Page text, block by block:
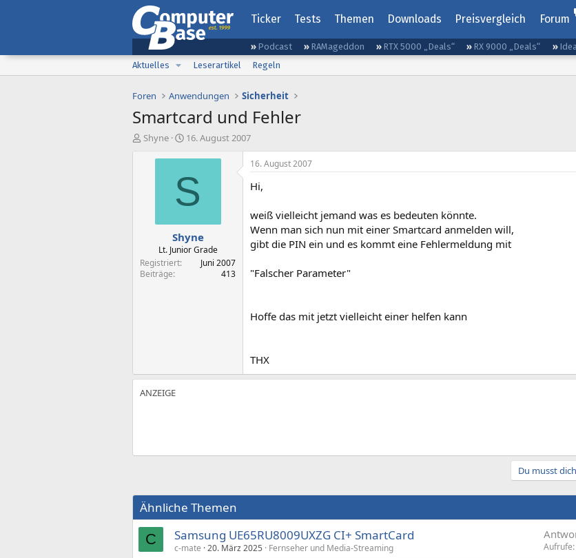
Ticker Tests Themen Downloads Preisvergleich Forum
Podcast RAMageddon RTX 5000 „Deals“ RX 9000 „Deals“
Aktuelles
Leserartikel Regeln
Foren Anwendungen Sicherheit
Smartcard und Fehler
E
Shyne
E
s
t
e
t
a
m
16. August 2007
S
Shyne
Lt. Junior Grade
Registriert
Juni 2007
Beiträge
413
16. August 2007
Hi,
weiß vielleicht jemand was es bedeuten könnte.
Wenn man sich nun mit einer Smartcard anmelden will,
gibt die PIN ein und es kommt eine Fehlermeldung mit
"Falscher Parameter"
Hoffe das mit jetzt vielleicht einer helfen kann
THX
Du musst
Ähnliche Themen
C Samsung UE65RU8009UXZG CI+ SmartCard
c-mate 20. März 2025 Fernseher und Media-Streaming Aufrufe